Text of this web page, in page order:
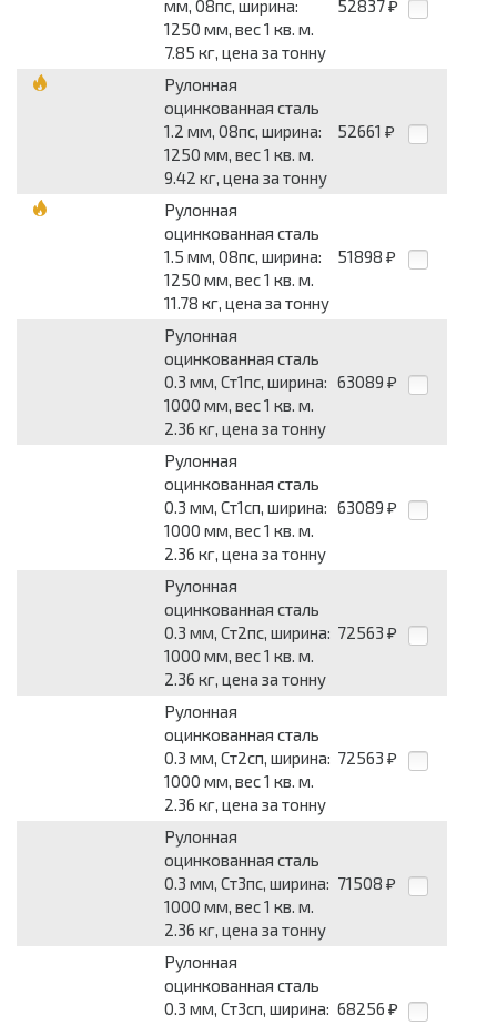
мм, 08пс, ширина:
1250 мм, вес 1 кв. м.
7.85 кг, цена за тонну
52837 ₽
Рулонная
оцинкованная сталь
1.2 мм, 08пс, ширина:
1250 мм, вес 1 кв. м.
9.42 кг, цена за тонну
52661 ₽
Рулонная
оцинкованная сталь
1.5 мм, 08пс, ширина:
1250 мм, вес 1 кв. м.
11.78 кг, цена за тонну
51898 ₽
Рулонная
оцинкованная сталь
0.3 мм, Ст1пс, ширина:
1000 мм, вес 1 кв. м.
2.36 кг, цена за тонну
63089 ₽
Рулонная
оцинкованная сталь
0.3 мм, Ст1сп, ширина:
1000 мм, вес 1 кв. м.
2.36 кг, цена за тонну
63089 ₽
Рулонная
оцинкованная сталь
0.3 мм, Ст2пс, ширина:
1000 мм, вес 1 кв. м.
2.36 кг, цена за тонну
72563 ₽
Рулонная
оцинкованная сталь
0.3 мм, Ст2сп, ширина:
1000 мм, вес 1 кв. м.
2.36 кг, цена за тонну
72563 ₽
Рулонная
оцинкованная сталь
0.3 мм, Ст3пс, ширина:
1000 мм, вес 1 кв. м.
2.36 кг, цена за тонну
71508 ₽
Рулонная
оцинкованная сталь
0.3 мм, Ст3сп, ширина: 68256 ₽